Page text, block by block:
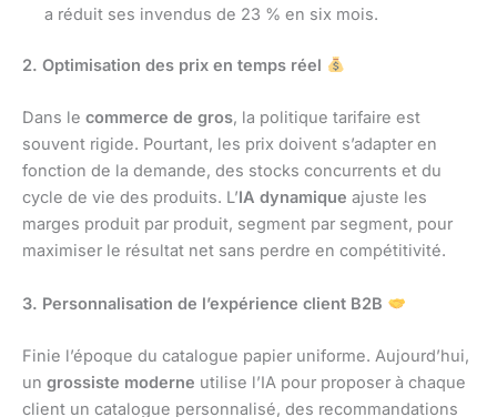
a réduit ses invendus de 23 % en six mois.
2. Optimisation des prix en temps réel
Dans le commerce de gros, la politique tarifaire est
souvent rigide. Pourtant, les prix doivent s’adapter en
fonction de la demande, des stocks concurrents et du
cycle de vie des produits. L’IA dynamique ajuste les
marges produit par produit, segment par segment, pour
maximiser le résultat net sans perdre en compétitivité.
3. Personnalisation de l’expérience client B2B
Finie l’époque du catalogue papier uniforme. Aujourd’hui,
un grossiste moderne utilise l’IA pour proposer à chaque
client un catalogue personnalisé, des recommandations